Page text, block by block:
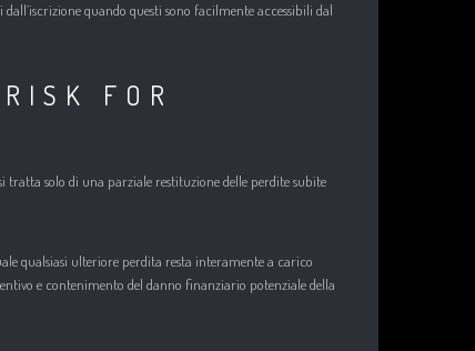
quando questi sono facilmente accessibili dal
FOR
solo di una parziale restituzione delle perdite subite
qualsiasi ulteriore perdita resta interamente a carico
e contenimento del danno finanziario potenziale della